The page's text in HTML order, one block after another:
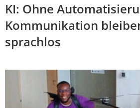
KI: Ohne
Kommunikation
sprachlos